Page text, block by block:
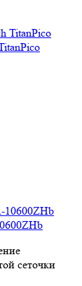
сеточки